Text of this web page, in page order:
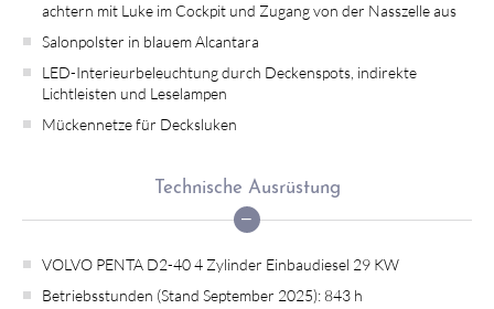
achtern mit Luke im Cockpit und Zugang von der Nasszelle aus
Salonpolster in blauem Alcantara
LED-Interieurbeleuchtung durch Deckenspots, indirekte
Lichtleisten und Leselampen
Mückennetze für Decksluken
Technische Ausrüstung
VOLVO PENTA D2-40 4 Zylinder Einbaudiesel 29 KW
Betriebsstunden (Stand September 2025): 843 h